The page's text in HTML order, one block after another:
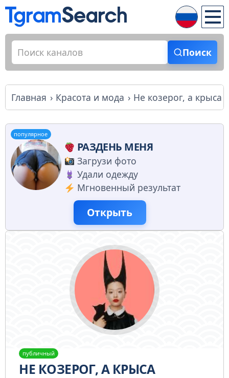
Поиск
Главная Красота и мода Не козерог, а крыса
популярное
РАЗДЕНЬ МЕНЯ
Загрузи фото
Удали одежду
Мгновенный результат
Открыть
публичный
НЕ КОЗЕРОГ, А КРЫСА